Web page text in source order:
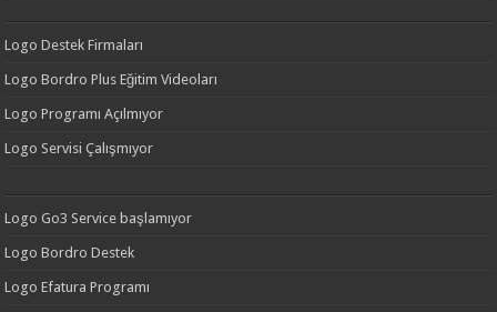
Logo Destek Firmaları
Logo Bordro Plus Eğitim Videoları
Logo Programı Açılmıyor
Logo Servisi Çalışmıyor
Logo Go3 Service başlamıyor
Logo Bordro Destek
Logo Efatura Programı